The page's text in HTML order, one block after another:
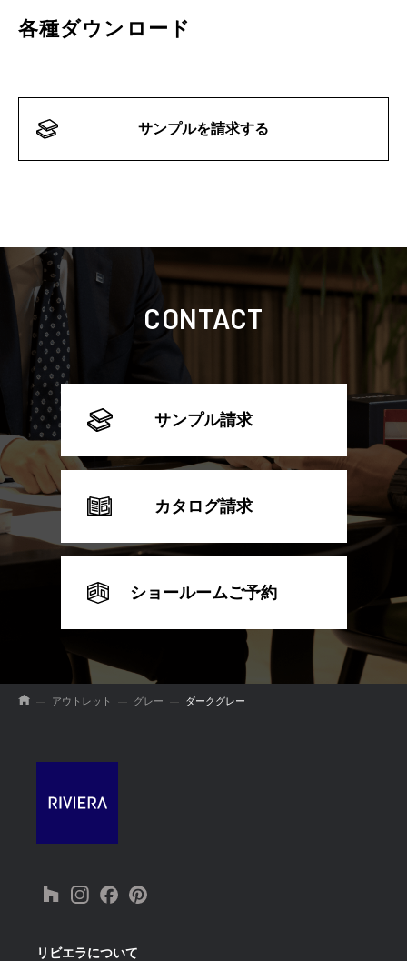
各種ダウンロード
サンプルを請求する
CONTACT
サンプル請求
カタログ請求
ショールームご予約
アウトレット グレー ダークグレー
リビエラについて